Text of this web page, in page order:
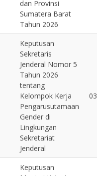
dan Provinsi
Sumatera Barat
Tahun 2026
Keputusan
Sekretaris
Jenderal Nomor 5
Tahun 2026
tentang
Kelompok Kerja
Pengarusutamaan
Gender di
Lingkungan
Sekretariat
Jenderal
Keputusan